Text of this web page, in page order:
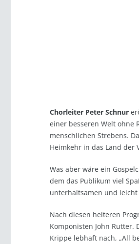
Chorleiter Peter Schnur
einer besseren Welt ohne
menschlichen Strebens.
Heimkehr in das Land der
Was aber wäre ein
dem das Publikum viel
unterhaltsamen und leicht
Nach diesen heiteren
Komponisten John Rutter.
Krippe lebhaft nach, „All